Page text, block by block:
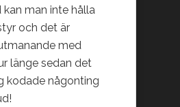
kan man inte hålla
och det är
med
länge sedan det
kodade någonting